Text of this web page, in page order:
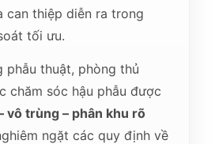
can thiệp diễn ra trong
tối ưu.
phẫu thuật, phòng thủ
chăm sóc hậu phẫu được
vô trùng – phân khu rõ
ngặt các quy định về